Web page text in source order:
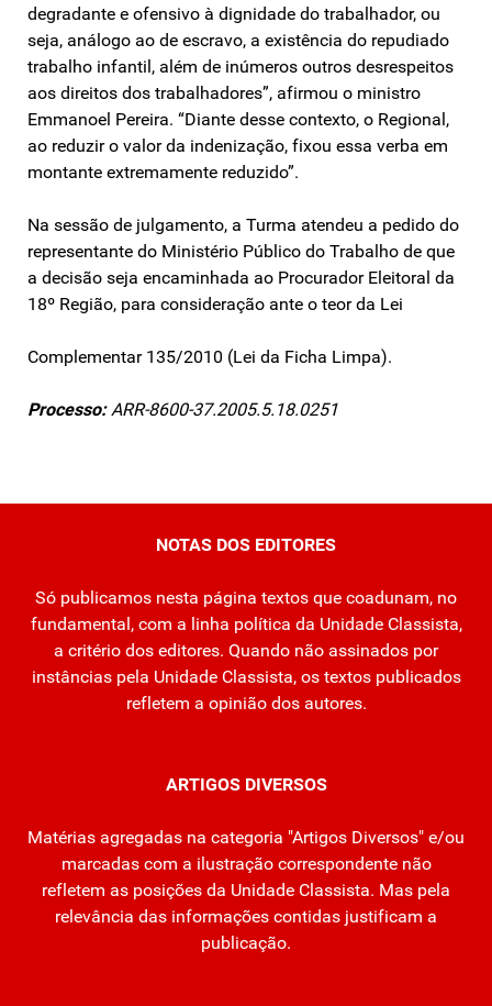
degradante e ofensivo à dignidade do trabalhador, ou
seja, análogo ao de escravo, a existência do repudiado
trabalho infantil, além de inúmeros outros desrespeitos
aos direitos dos trabalhadores”, afirmou o ministro
Emmanoel Pereira. “Diante desse contexto, o Regional,
ao reduzir o valor da indenização, fixou essa verba em
montante extremamente reduzido”.
Na sessão de julgamento, a Turma atendeu a pedido do
representante do Ministério Público do Trabalho de que
a decisão seja encaminhada ao Procurador Eleitoral da
18º Região, para consideração ante o teor da Lei
Complementar 135/2010 (Lei da Ficha Limpa).
Processo:ARR-8600-37.2005.5.18.0251
NOTAS DOS EDITORES
Só publicamos nesta página textos que coadunam, no
fundamental, com a linha política da Unidade Classista,
a critério dos editores. Quando não assinados por
instâncias pela Unidade Classista, os textos publicados
refletem a opinião dos autores.
ARTIGOS DIVERSOS
Matérias agregadas na categoria "Artigos Diversos" e/ou
marcadas com a ilustração correspondente não
refletem as posições da Unidade Classista. Mas pela
relevância das informações contidas justificam a
publicação.